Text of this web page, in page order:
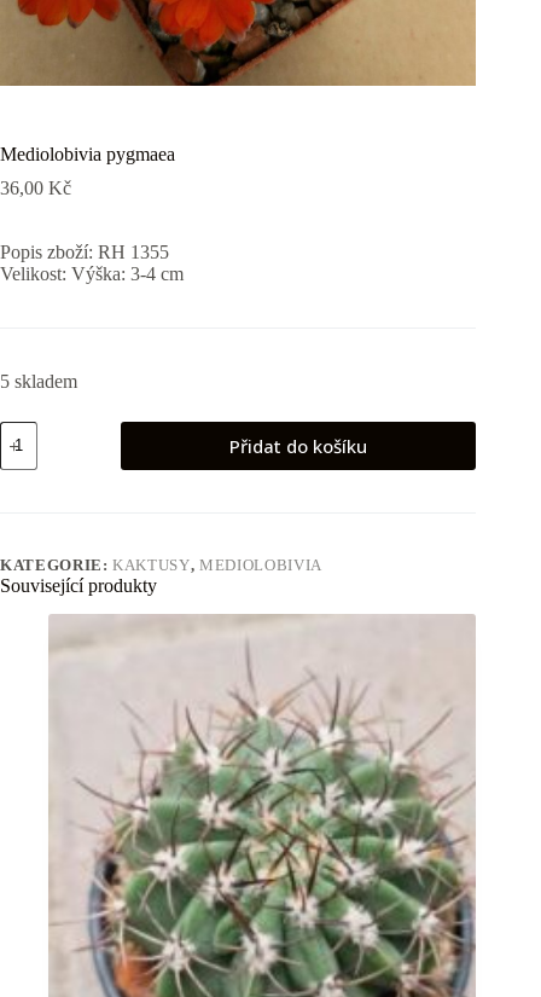
Mediolobivia pygmaea
36,00 Kč
Popis zboží: RH 1355
Velikost: Výška: 3-4 cm
5 skladem
Mediolobivia
pygmaea
množství
Přidat do košíku
KATEGORIE:KAKTUSY,MEDIOLOBIVIA
Související produkty